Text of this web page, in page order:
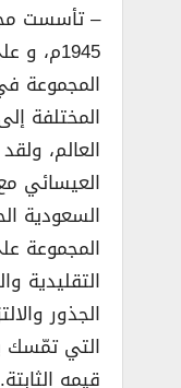
– تأسست
المجموعة
المختلفة
العالم،
العيسائي
السعودية
المجموعة
التقليدية
الجذور
التي تمّسك
قيمه